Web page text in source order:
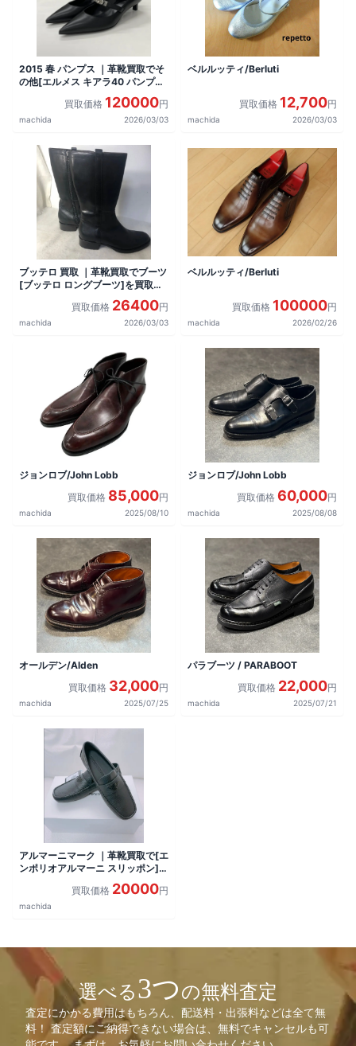
2015 春 パンプス ｜革靴買取でそ
の他[エルメス キアラ40 パンプス]
買取価格 120000円
machida 2026/03/03
ベルルッティ/Berluti
買取価格 12,700円
machida 2026/03/03
ブッテロ 買取 ｜革靴買取でブーツ
[ブッテロ ロングブーツ]を買取し
買取価格 26400円
machida 2026/03/03
ベルルッティ/Berluti
買取価格 100000円
machida 2026/02/26
ジョンロブ/John Lobb
買取価格 85,000円
machida 2025/08/10
ジョンロブ/John Lobb
買取価格 60,000円
machida 2025/08/08
オールデン/Alden
買取価格 32,000円
machida 2025/07/25
パラブーツ / PARABOOT
買取価格 22,000円
machida 2025/07/21
アルマーニマーク ｜革靴買取で[エ
ンポリオアルマーニ スリッポン]を
買取価格 20000円
machida
選べる3つの無料査定
査定にかかる費用はもちろん、配送料・出張料などは全て無
料！ 査定額にご納得できない場合は、無料でキャンセルも可